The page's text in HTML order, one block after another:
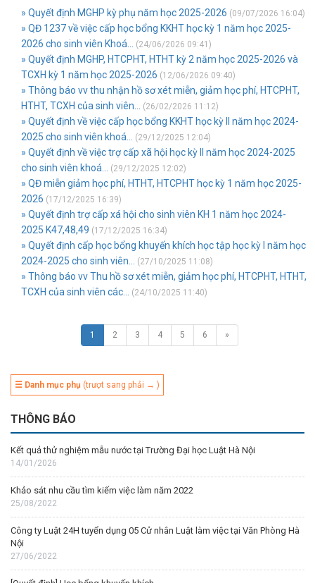
» Quyết định MGHP kỳ phụ năm học 2025-2026 (09/07/2026 16:04)
» QĐ 1237 về việc cấp học bổng KKHT học kỳ 1 năm học 2025-
2026 cho sinh viên Khoá...
(24/06/2026 09:41)
» Quyết định MGHP, HTCPHT, HTHT kỳ 2 năm học 2025-2026 và
TCXH kỳ 1 năm học 2025-2026 (12/06/2026 09:40)
» Thông báo vv thu nhận hồ sơ xét miễn, giảm học phí, HTCPHT,
HTHT, TCXH của sinh viên...
(26/02/2026 11:12)
» Quyết định về việc cấp học bổng KKHT học kỳ II năm học 2024-
2025 cho sinh viên khoá...
(29/12/2025 12:04)
» Quyết định về việc trợ cấp xã hội học kỳ II năm học 2024-2025
cho sinh viên khoá...
(29/12/2025 12:02)
» QĐ miễn giảm học phí, HTHT, HTCPHT học kỳ 1 năm học 2025-
2026 (17/12/2025 16:39)
» Quyết định trợ cấp xá hội cho sinh viên KH 1 năm học 2024-
2025 K47,48,49 (17/12/2025 16:34)
» Quyết định cấp học bổng khuyến khích học tập học kỳ I năm học
2024-2025 cho sinh viên...
(27/10/2025 11:08)
» Thông báo vv Thu hồ sơ xét miễn, giảm học phí, HTCPHT, HTHT,
TCXH của sinh viên các...
(24/10/2025 11:40)
1 2 3 4 5 6 »
☰ Danh mục phụ (trượt sang phải → )
THÔNG BÁO
Kết quả thử nghiệm mẫu nước tại Trường Đại học Luật Hà Nội
14/01/2026
Khảo sát nhu cầu tìm kiếm việc làm năm 2022
25/08/2022
Công ty Luật 24H tuyển dụng 05 Cử nhân Luật làm việc tại Văn Phòng Hà
Nội
27/06/2022